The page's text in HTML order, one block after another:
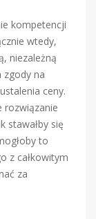
kompetencji
wtedy,
niezależną
zgody na
ceny.
rozwiązanie
stawałby się
to
z całkowitym
za